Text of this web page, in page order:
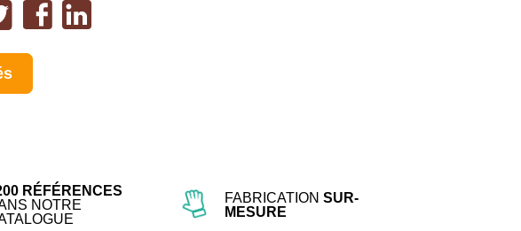
Partager
sur
Partager
sur
RÉFÉRENCES
NOTRE
FABRICATION SUR-
MESURE